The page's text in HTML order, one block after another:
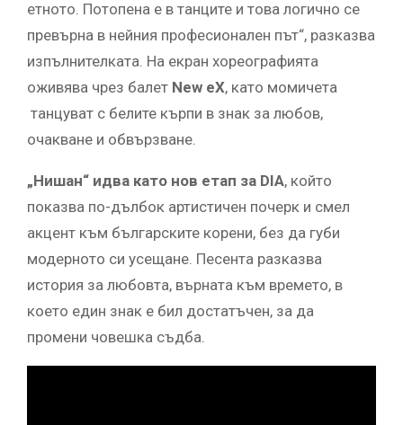
етното. Потопена е в танците и това логично се
превърна в нейния професионален път“, разказва
изпълнителката. На екран хореографията
оживява чрез балет New eX, като момичета
танцуват с белите кърпи в знак за любов,
очакване и обвързване.
„Нишан“ идва като нов етап за DIA, който
показва по-дълбок артистичен почерк и смел
акцент към българските корени, без да губи
модерното си усещане. Песента разказва
история за любовта, върната към времето, в
което един знак е бил достатъчен, за да
промени човешка съдба.